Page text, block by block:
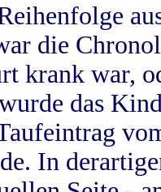
die
krank war,
das
In